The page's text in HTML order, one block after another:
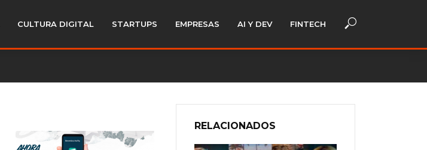
CULTURA DIGITAL STARTUPS EMPRESAS AI Y DEV FINTECH
RELACIONADOS